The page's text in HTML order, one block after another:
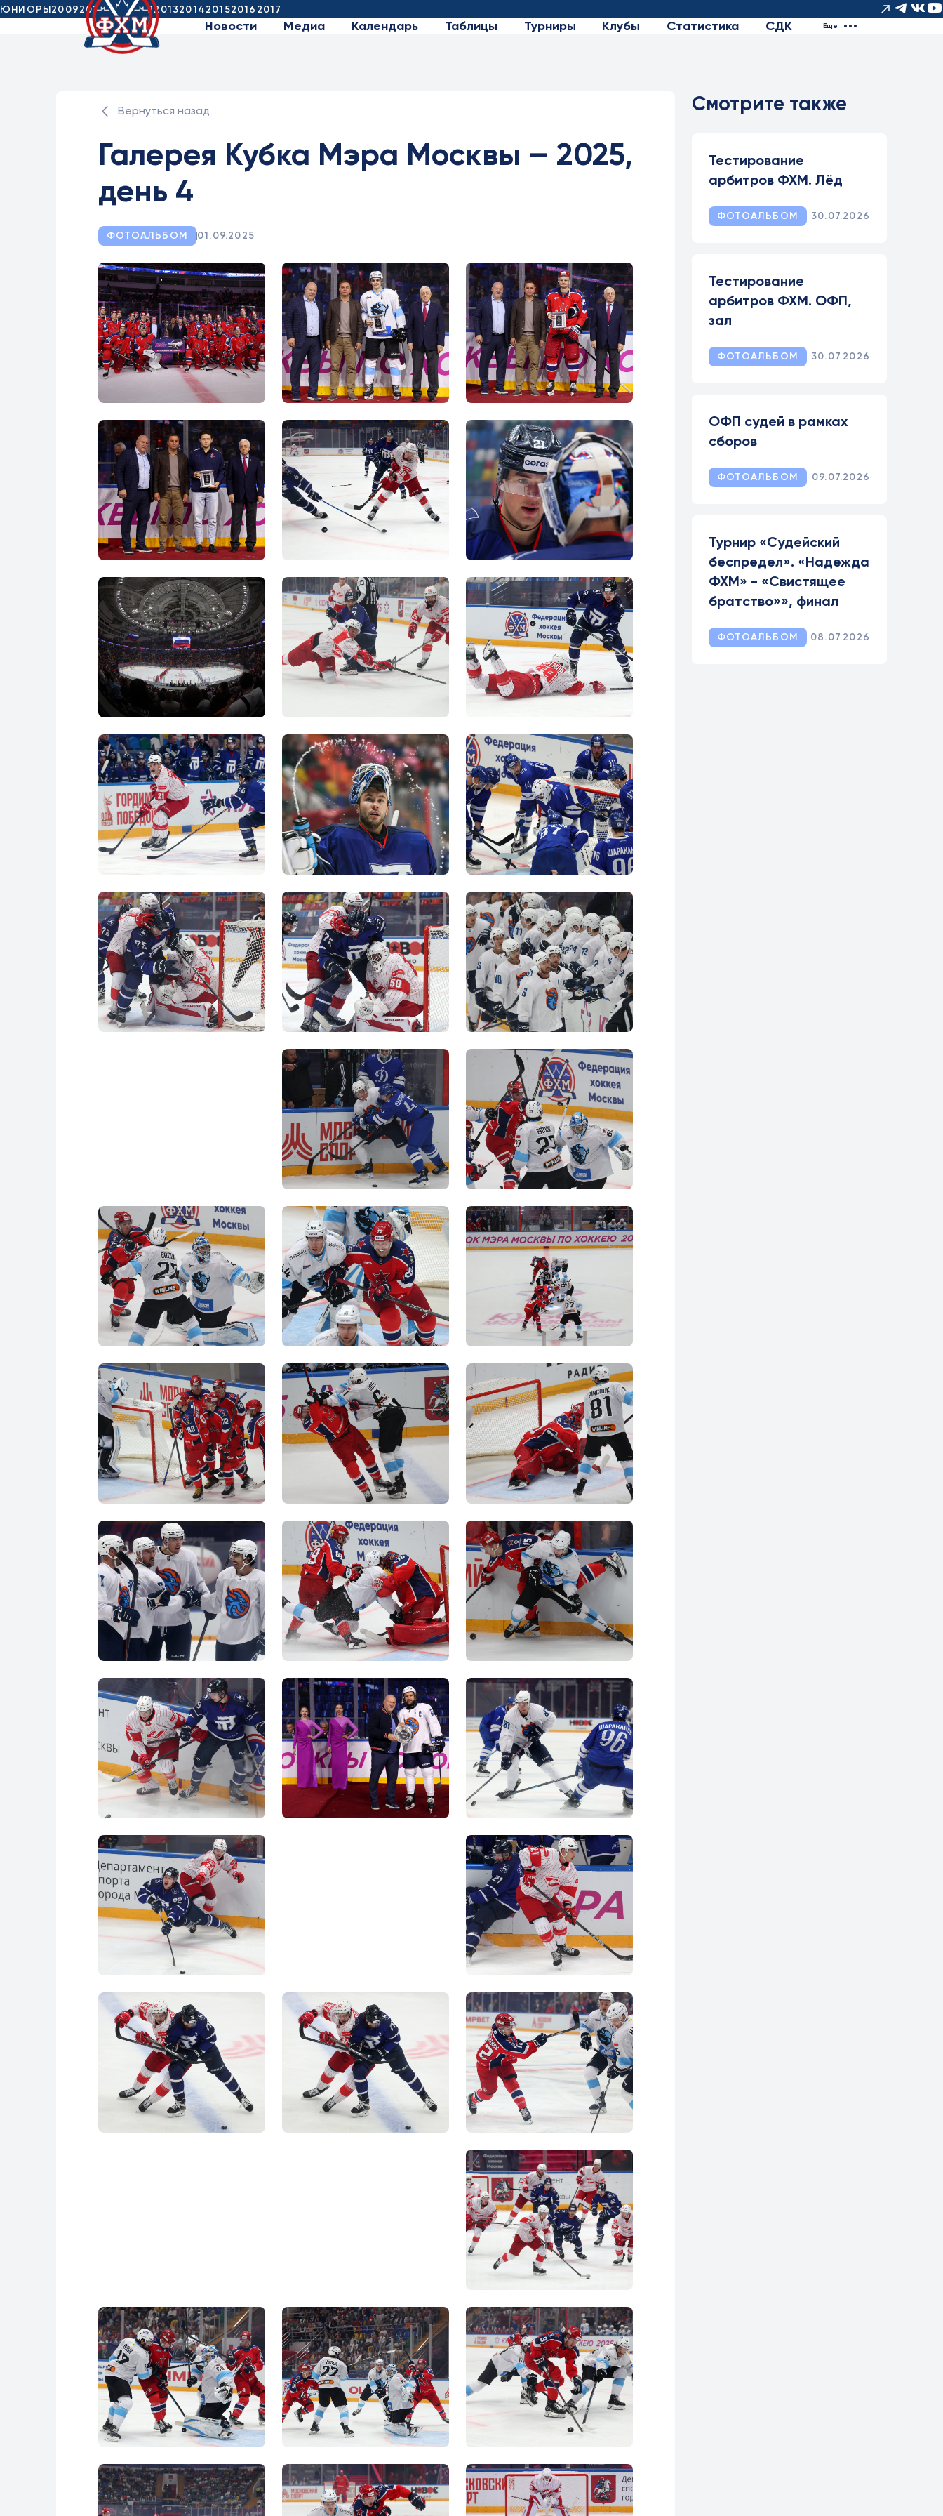
ЮНИОРЫ20092010201120122013201420152016 2017
Новости Медиа Календарь Таблицы Турниры Клубы Статистика СДК Еще
Вернуться назад
Галерея Кубка Мэра Москвы – 2025,
день 4
ФОТОАЛЬБОМ 01.09.2025
Смотрите также
Тестирование
арбитров ФХМ. Лёд
ФОТОАЛЬБОМ 30.07.2026
Тестирование
арбитров ФХМ. ОФП,
зал
ФОТОАЛЬБОМ 30.07.2026
ОФП судей в рамках
сборов
ФОТОАЛЬБОМ 09.07.2026
Турнир «Судейский
беспредел». «Надежда
ФХМ» - «Свистящее
братство»», финал
ФОТОАЛЬБОМ 08.07.2026